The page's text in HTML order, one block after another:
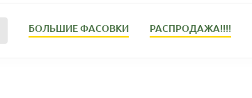
БОЛЬШИЕ ФАСОВКИ РАСПРОДАЖА!!!!